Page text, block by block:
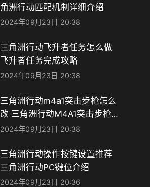
角洲行动匹配机制详细介绍
2024年09月23日 20:38
三角洲行动飞升者任务怎么做
飞升者任务完成攻略
2024年09月23日 20:38
三角洲行动m4a1突击步枪怎么
改 三角洲行动M4A1突击步枪属
性一览
2024年09月23日 20:38
三角洲行动操作按键设置推荐
三角洲行动PC键位介绍​
2024年09月23日 20:36